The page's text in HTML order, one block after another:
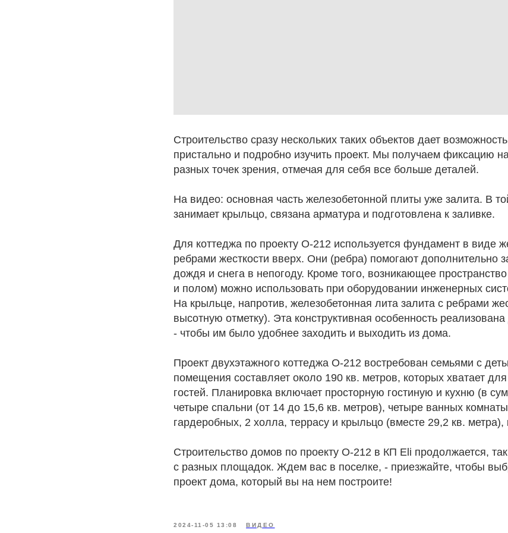
Строительство сразу нескольких таких объектов дает
пристально и подробно изучить проект. Мы получаем фиксацию
разных точек зрения, отмечая для себя все больше деталей.
На видео: основная часть железобетонной плиты уже залита. В
занимает крыльцо, связана арматура и подготовлена к заливке.
Для коттеджа по проекту О-212 используется фундамент в виде
ребрами жесткости вверх. Они (ребра) помогают дополнительно
дождя и снега в непогоду. Кроме того, возникающее
и полом) можно использовать при оборудовании инженерных
На крыльце, напротив, железобетонная лита залита с ребрами
высотную отметку). Эта конструктивная особенность
- чтобы им было удобнее заходить и выходить из дома.
Проект двухэтажного коттеджа О-212 востребован семьями с
помещения составляет около 190 кв. метров, которых хватает
гостей. Планировка включает просторную гостиную и кухню (в
четыре спальни (от 14 до 15,6 кв. метров), четыре ванных
гардеробных, 2 холла, террасу и крыльцо (вместе 29,2 кв.
Строительство домов по проекту О-212 в КП Eli продолжается,
с разных площадок. Ждем вас в поселке, - приезжайте, чтобы
проект дома, который вы на нем построите!
2024-11-05 13:08 ВИДЕО